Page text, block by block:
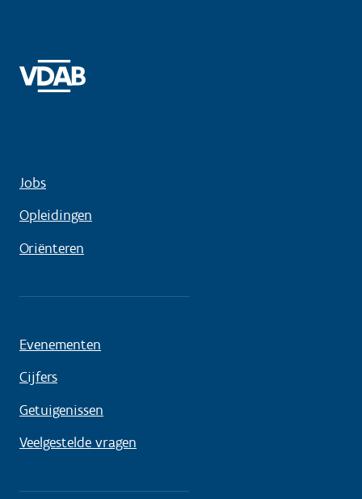
Jobs
Opleidingen
Oriënteren
Evenementen
Cijfers
Getuigenissen
Veelgestelde vragen